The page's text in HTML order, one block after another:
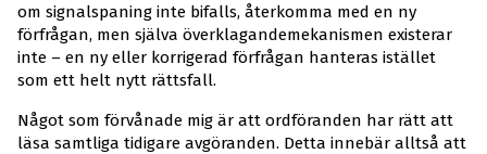
om signalspaning inte bifalls, återkomma med en ny
förfrågan, men själva överklagandemekanismen existerar
inte – en ny eller korrigerad förfrågan hanteras istället
som ett helt nytt rättsfall.
Något som förvånade mig är att ordföranden har rätt att
läsa samtliga tidigare avgöranden. Detta innebär alltså att